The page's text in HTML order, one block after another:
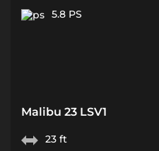
5.8 PS
Malibu 23 LSV1
23 ft